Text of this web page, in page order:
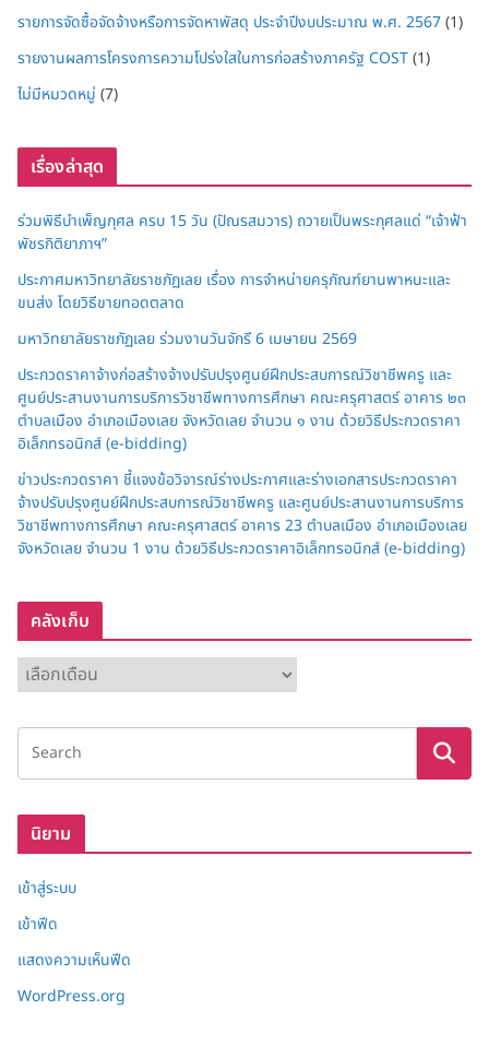
รายการจัดซื้อจัดจ้างหรือการจัดหาพัสดุ ประจำปีงบประมาณ พ.ศ. 2567(1)
รายงานผลการโครงการความโปร่งใสในการก่อสร้างภาครัฐ COST(1)
ไม่มีหมวดหมู่ (7)
เรื่องล่าสุด
ร่วมพิธีบำเพ็ญกุศล ครบ 15 วัน (ปัณรสมวาร) ถวายเป็นพระกุศลแด่ “เจ้าฟ้า
พัชรกิติยาภาฯ”
ประกาศมหาวิทยาลัยราชภัฏเลย เรื่อง การจำหน่ายครุภัณฑ์ยานพาหนะและ
ขนส่ง โดยวิธีขายทอดตลาด
มหาวิทยาลัยราชภัฏเลย ร่วมงานวันจักรี 6 เมษายน 2569
ประกวดราคาจ้างก่อสร้างจ้างปรับปรุงศูนย์ฝึกประสบการณ์วิชาชีพครู และ
ศูนย์ประสานงานการบริการวิชาชีพทางการศึกษา คณะครุศาสตร์ อาคาร ๒๓
ตำบลเมือง อำเภอเมืองเลย จังหวัดเลย จำนวน ๑ งาน ด้วยวิธีประกวดราคา
อิเล็กทรอนิกส์ (e-bidding)
ข่าวประกวดราคา ชี้แจงข้อวิจารณ์ร่างประกาศและร่างเอกสารประกวดราคา
จ้างปรับปรุงศูนย์ฝึกประสบการณ์วิชาชีพครู และศูนย์ประสานงานการบริการ
วิชาชีพทางการศึกษา คณะครุศาสตร์ อาคาร 23 ตำบลเมือง อำเภอเมืองเลย
จังหวัดเลย จำนวน 1 งาน ด้วยวิธีประกวดราคาอิเล็กทรอนิกส์ (e-bidding)
คลังเก็บ
ลั
ง
ก็
นิยาม
เข้าสู่ระบบ
เข้าฟีด
แสดงความเห็นฟีด
WordPress.org